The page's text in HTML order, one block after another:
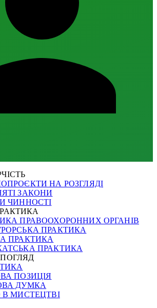
НА РОЗГЛЯДІ
ЗАКОНИ
ЧИННОСТІ
ПРАВООХОРОННИХ ОРГАНІВ
ПРАКТИКА
ПРАКТИКА
ПРАКТИКА
ПОЗИЦІЯ
ДУМКА
В МИСТЕЦТВІ